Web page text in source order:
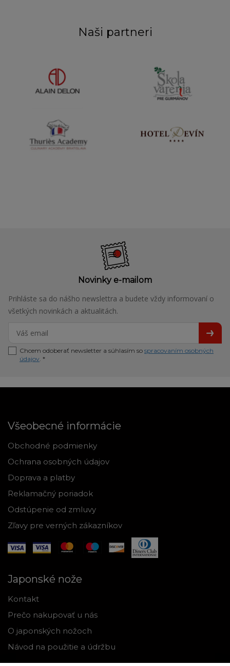
Naši partneri
Novinky e-mailom
Prihláste sa do nášho newslettra a budete vždy informovaní o
všetkých novinkách a aktualitách.
Chcem odoberať newsletter a súhlasím so spracovaním osobných
údajov . *
Všeobecné informácie
Obchodné podmienky
Ochrana osobných údajov
Doprava a platby
Reklamačný poriadok
Odstúpenie od zmluvy
Zľavy pre verných zákazníkov
Japonské nože
Kontakt
Prečo nakupovať u nás
O japonských nožoch
Návod na použitie a údržbu